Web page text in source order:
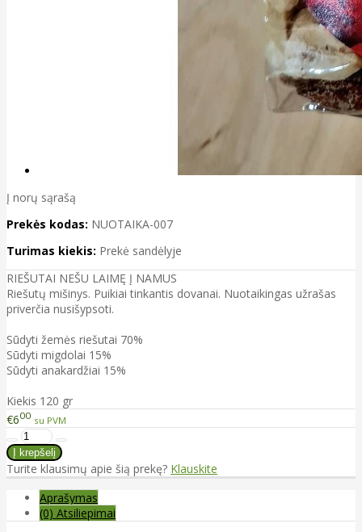
Į norų sąrašą
Prekės kodas: NUOTAIKA-007
Turimas kiekis: Prekė sandėlyje
RIEŠUTAI NEŠU LAIMĘ Į NAMUS
Riešutų mišinys. Puikiai tinkantis dovanai. Nuotaikingas užrašas
priverčia nusišypsoti.
Sūdyti žemės riešutai 70%
Sūdyti migdolai 15%
Sūdyti anakardžiai 15%
Kiekis 120 gr
€600 su PVM
Turite klausimų apie šią prekę? Klauskite
Aprašymas
(0) Atsiliepimai